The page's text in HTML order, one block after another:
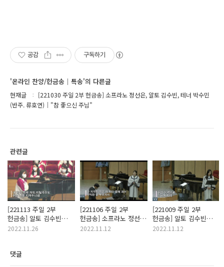
공감 구독하기
'온라인 찬양/헌금송｜특송'의 다른글
현재글
[221030 주일 2부 헌금송] 소프라노 정선은, 알토 김수빈, 테너 박수민
(반주. 류호연)｜"참 좋으신 주님"
관련글
[221113 주일 2부
헌금송] 알토 김수빈
｜"아무것도 두려워
2022.11.26
[221106 주일 2부
헌금송] 소프라노 정선은
｜"십자가의 전달자"
2022.11.12
[221009 주일 2부
헌금송] 알토 김수빈
(반주. 류호연)｜"주
2022.11.12
댓글